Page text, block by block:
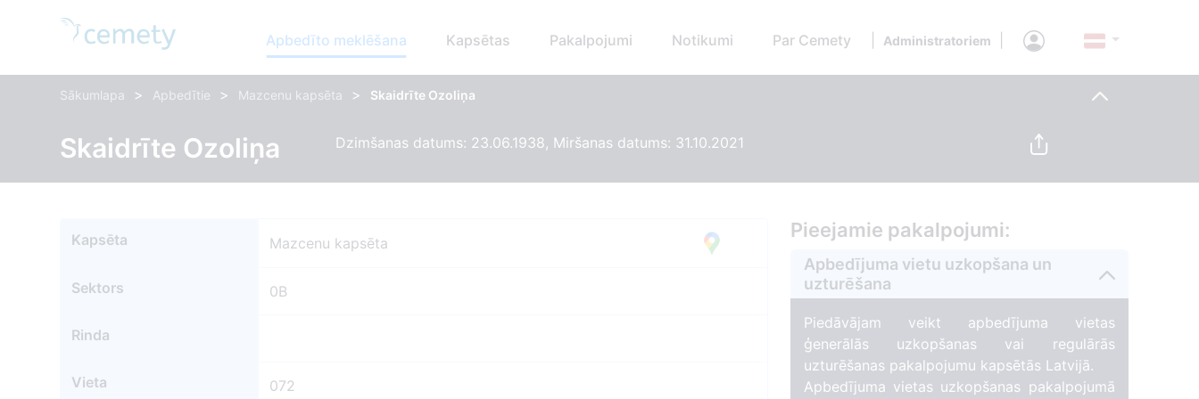
Apbedīto meklēšana Kapsētas Pakalpojumi Notikumi Par Cemety Administratoriem
Sākumlapa > Apbedītie > Mazcenu kapsēta > Skaidrīte Ozoliņa
Skaidrīte Ozoliņa Dzimšanas datums: 23.06.1938, Miršanas datums: 31.10.2021
Kapsēta Mazcenu kapsēta
Sektors 0B
Rinda
Vieta 072
Pieejamie pakalpojumi:
Apbedījuma vietu uzkopšana un
uzturēšana
Piedāvājam veikt apbedījuma vietas
ģenerālās uzkopšanas vai regulārās
uzturēšanas pakalpojumu kapsētās Latvijā.
Apbedījuma vietas uzkopšanas pakalpojumā